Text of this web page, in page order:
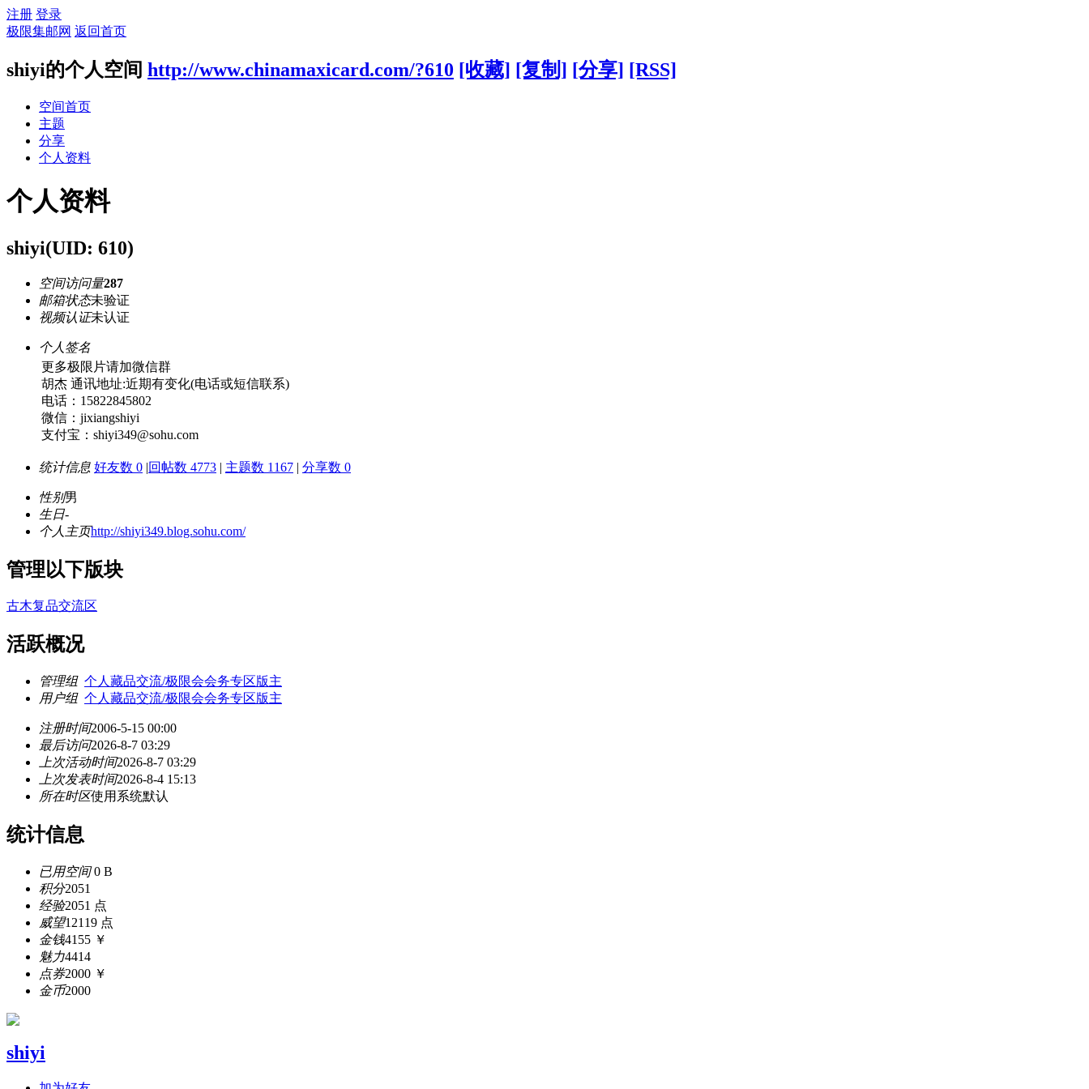
注册 登录
极限集邮网 返回首页
shiyi的个人空间 http://www.chinamaxicard.com/?610 [收藏] [复制] [分享] [RSS]
空间首页
主题
分享
个人资料
个人资料
shiyi(UID: 610)
空间访问量287
邮箱状态未验证
视频认证未认证
个人签名
更多极限片请加微信群
胡杰 通讯地址:近期有变化(电话或短信联系)
电话：15822845802
微信：jixiangshiyi
支付宝：shiyi349@sohu.com
统计信息 好友数 0 |回帖数 4773 | 主题数 1167 | 分享数 0
性别男
生日-
个人主页http://shiyi349.blog.sohu.com/
管理以下版块
古木复品交流区
活跃概况
管理组 个人藏品交流/极限会会务专区版主
用户组 个人藏品交流/极限会会务专区版主
注册时间2006-5-15 00:00
最后访问2026-8-7 03:29
上次活动时间2026-8-7 03:29
上次发表时间2026-8-4 15:13
所在时区使用系统默认
统计信息
已用空间0 B
积分2051
经验2051 点
威望12119 点
金钱4155 ￥
魅力4414
点券2000 ￥
金币2000
shiyi